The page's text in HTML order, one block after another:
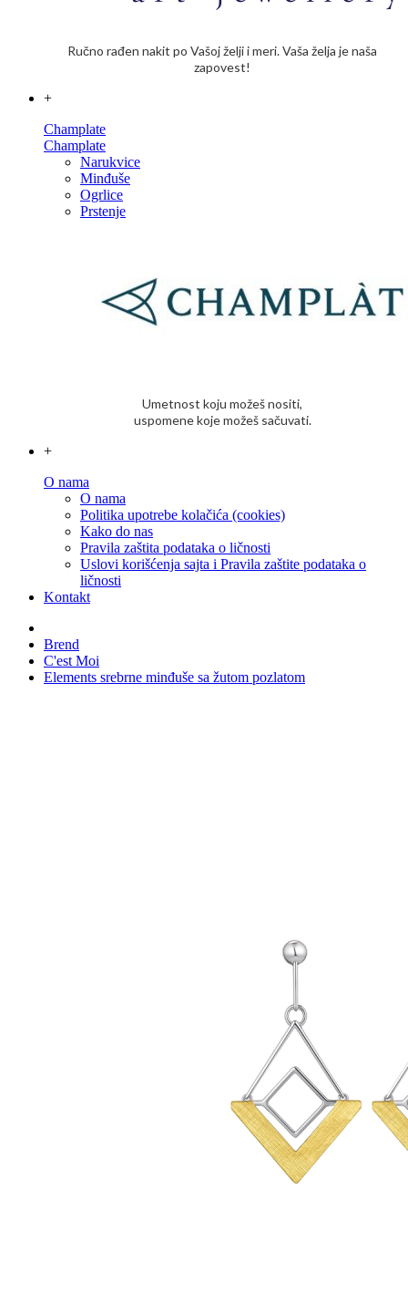
Ručno rađen nakit po Vašoj želji i meri. Vaša želja je naša
zapovest!
+
Champlate
Champlate
Narukvice
Minđuše
Ogrlice
Prstenje
Umetnost koju možeš nositi,
uspomene koje možeš sačuvati.
+
O nama
O nama
Politika upotrebe kolačića (cookies)
Kako do nas
Pravila zaštita podataka o ličnosti
Uslovi korišćenja sajta i Pravila zaštite podataka o
ličnosti
Kontakt
Brend
C'est Moi
Elements srebrne minđuše sa žutom pozlatom